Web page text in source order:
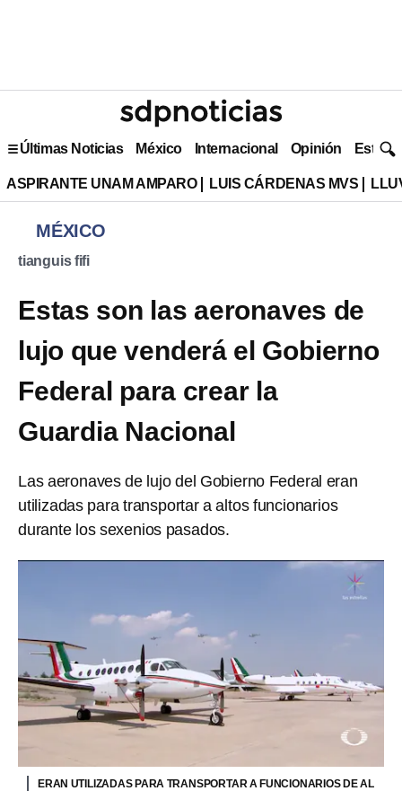
Últimas Noticias México Internacional Opinión Estilo
ASPIRANTE UNAM AMPARO LUIS CÁRDENAS MVS
MÉXICO
tianguis fifi
Estas son las aeronaves de
lujo que venderá el Gobierno
Federal para crear la
Guardia Nacional
Las aeronaves de lujo del Gobierno Federal eran
utilizadas para transportar a altos funcionarios
durante los sexenios pasados.
ERAN UTILIZADAS PARA TRANSPORTAR A FUNCIONARIOS DE AL